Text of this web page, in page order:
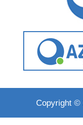
Copyright ©